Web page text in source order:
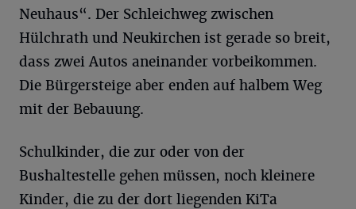
Neuhaus“. Der Schleichweg zwischen
Hülchrath und Neukirchen ist gerade so breit,
dass zwei Autos aneinander vorbeikommen.
Die Bürgersteige aber enden auf halbem Weg
mit der Bebauung.
Schulkinder, die zur oder von der
Bushaltestelle gehen müssen, noch kleinere
Kinder, die zu der dort liegenden KiTa